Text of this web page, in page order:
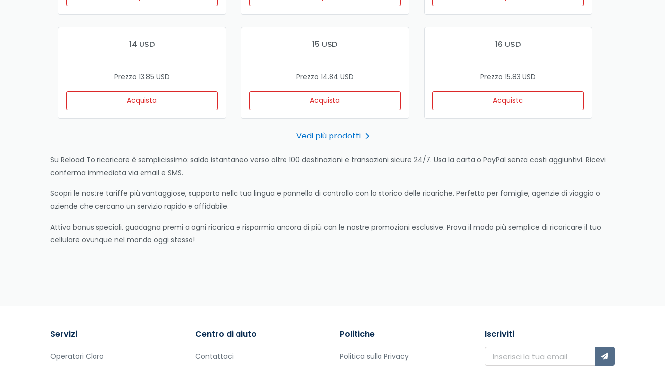
14 USD
Prezzo 13.85 USD
Acquista
15 USD
Prezzo 14.84 USD
Acquista
16 USD
Prezzo 15.83 USD
Acquista
Vedi più prodotti
Su Reload To ricaricare è semplicissimo: saldo istantaneo verso oltre 100 destinazioni e transazioni sicure 24/7. Usa la carta o PayPal senza costi aggiuntivi. Ricevi
conferma immediata via email e SMS.
Scopri le nostre tariffe più vantaggiose, supporto nella tua lingua e pannello di controllo con lo storico delle ricariche. Perfetto per famiglie, agenzie di viaggio o
aziende che cercano un servizio rapido e affidabile.
Attiva bonus speciali, guadagna premi a ogni ricarica e risparmia ancora di più con le nostre promozioni esclusive. Prova il modo più semplice di ricaricare il tuo
cellulare ovunque nel mondo oggi stesso!
Servizi
Operatori Claro
Centro di aiuto
Contattaci
Politiche
Politica sulla Privacy
Iscriviti